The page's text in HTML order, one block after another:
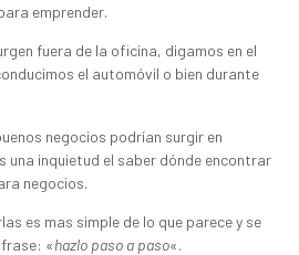
emprender.
fuera de la oficina, digamos en el
el automóvil o bien durante
negocios podrían surgir en
una inquietud el saber dónde encontrar
negocios.
es mas simple de lo que parece y se
«hazlo paso a paso«.